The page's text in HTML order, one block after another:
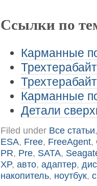
Ссылки по
Карманные
Карманные
Детали
Filed under Все статьи
ESA, Free, FreeAgent,
PR, Pre, SATA,
XP,авто,адаптер,
накопитель, ноутбук,